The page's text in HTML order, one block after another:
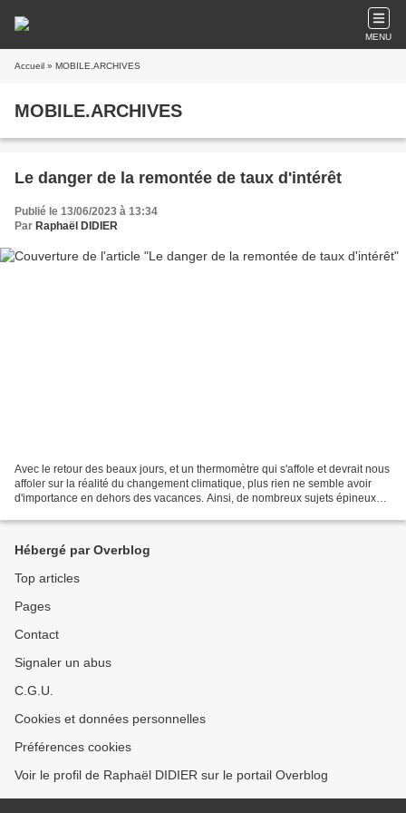
MENU
Accueil » MOBILE.ARCHIVES
MOBILE.ARCHIVES
Le danger de la remontée de taux d'intérêt
Publié le 13/06/2023 à 13:34
Par Raphaël DIDIER
Avec le retour des beaux jours, et un thermomètre qui s'affole et devrait nous
affoler sur la réalité du changement climatique, plus rien ne semble avoir
d'importance en dehors des vacances. Ainsi, de nombreux sujets épineux
Hébergé par Overblog
Top articles
Pages
Contact
Signaler un abus
C.G.U.
Cookies et données personnelles
Préférences cookies
Voir le profil de Raphaël DIDIER sur le portail Overblog